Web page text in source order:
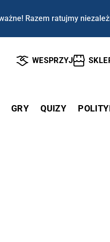
Razem ratujmy
WESPRZYJ
GRY QUIZY